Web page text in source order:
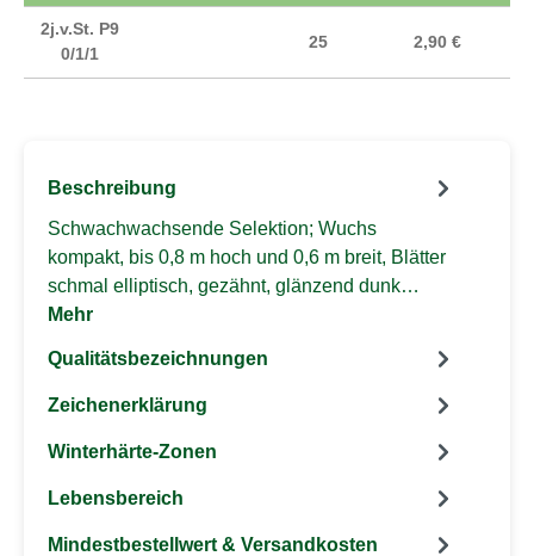
2j.v.St. P9
0/1/1
25 2,90 €
Beschreibung
Schwachwachsende Selektion; Wuchs
kompakt, bis 0,8 m hoch und 0,6 m breit, Blätter
schmal elliptisch, gezähnt, glänzend dunk…
Mehr
Qualitätsbezeichnungen
Zeichenerklärung
Winterhärte-Zonen
Lebensbereich
Mindestbestellwert & Versandkosten